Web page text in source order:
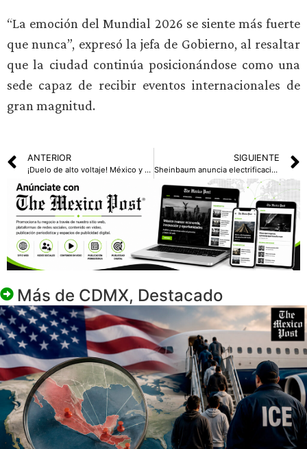
“La emoción del Mundial 2026 se siente más fuerte
que nunca”, expresó la jefa de Gobierno, al resaltar
que la ciudad continúa posicionándose como una
sede capaz de recibir eventos internacionales de
gran magnitud.
ANTERIOR
¡Duelo de alto voltaje! México y Corea del Sur listos para partido decisivo del Mundial 2026
SIGUIENTE
Sheinbaum anuncia electrificación total del país con más de 45 mil obras de justicia energética
Más de CDMX, Destacado